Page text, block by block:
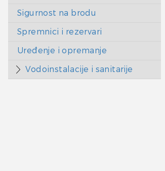
Sigurnost na brodu
Spremnici i rezervari
Uređenje i opremanje
Vodoinstalacije i sanitarije